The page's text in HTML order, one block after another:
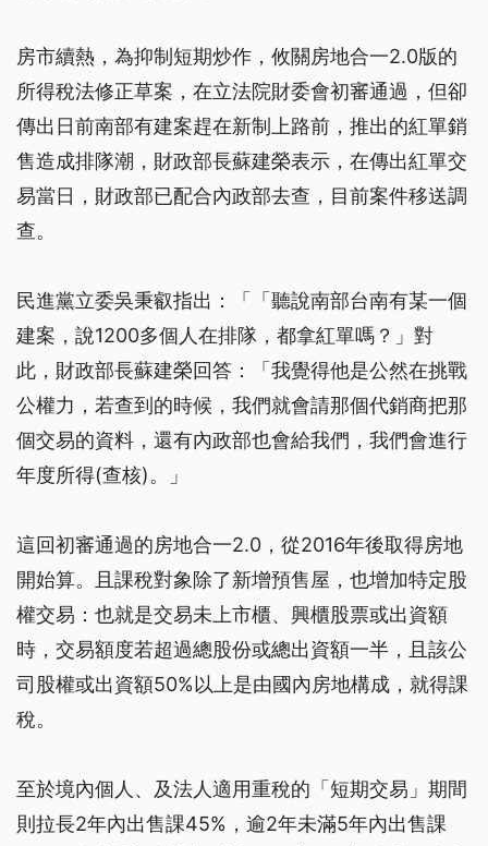
房市續熱，為抑制短期炒作，攸關房地合一2.0版的
所得稅法修正草案，在立法院財委會初審通過，但卻
傳出日前南部有建案趕在新制上路前，推出的紅單銷
售造成排隊潮，財政部長蘇建榮表示，在傳出紅單交
易當日，財政部已配合內政部去查，目前案件移送調
查。
民進黨立委吳秉叡指出：「「聽說南部台南有某一個
建案，說1200多個人在排隊，都拿紅單嗎？」對
此，財政部長蘇建榮回答：「我覺得他是公然在挑戰
公權力，若查到的時候，我們就會請那個代銷商把那
個交易的資料，還有內政部也會給我們，我們會進行
年度所得(查核)。」
這回初審通過的房地合一2.0，從2016年後取得房地
開始算。且課稅對象除了新增預售屋，也增加特定股
權交易：也就是交易未上市櫃、興櫃股票或出資額
時，交易額度若超過總股份或總出資額一半，且該公
司股權或出資額50%以上是由國內房地構成，就得課
稅。
至於境內個人、及法人適用重稅的「短期交易」期間
則拉長2年內出售課45%，逾2年未滿5年內出售課